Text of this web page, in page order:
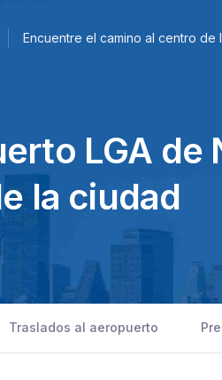
Encuentre el camino al centro de
LGA de
la ciudad
Traslados al aeropuerto